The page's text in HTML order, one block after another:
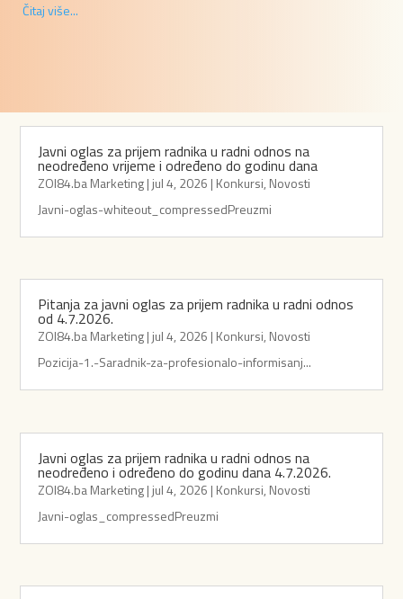
Čitaj više...
Javni oglas za prijem radnika u radni odnos na
neodređeno vrijeme i određeno do godinu dana
ZOI84.ba Marketing| jul 4, 2026 | Konkursi, Novosti
Javni-oglas-whiteout_compressedPreuzmi
Pitanja za javni oglas za prijem radnika u radni odnos
od 4.7.2026.
ZOI84.ba Marketing|jul 4, 2026 | Konkursi, Novosti
Pozicija-1.-Saradnik-za-profesionalo-informisanj...
Javni oglas za prijem radnika u radni odnos na
neodređeno i određeno do godinu dana 4.7.2026.
ZOI84.ba Marketing| jul 4, 2026 | Konkursi, Novosti
Javni-oglas_compressedPreuzmi